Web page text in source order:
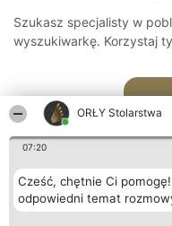
ORŁY Stolarstwa
07:20
Cześć, chętnie Ci
odpowiedni temat
Szukasz specjalisty w
wyszukiwarkę. Korzystaj